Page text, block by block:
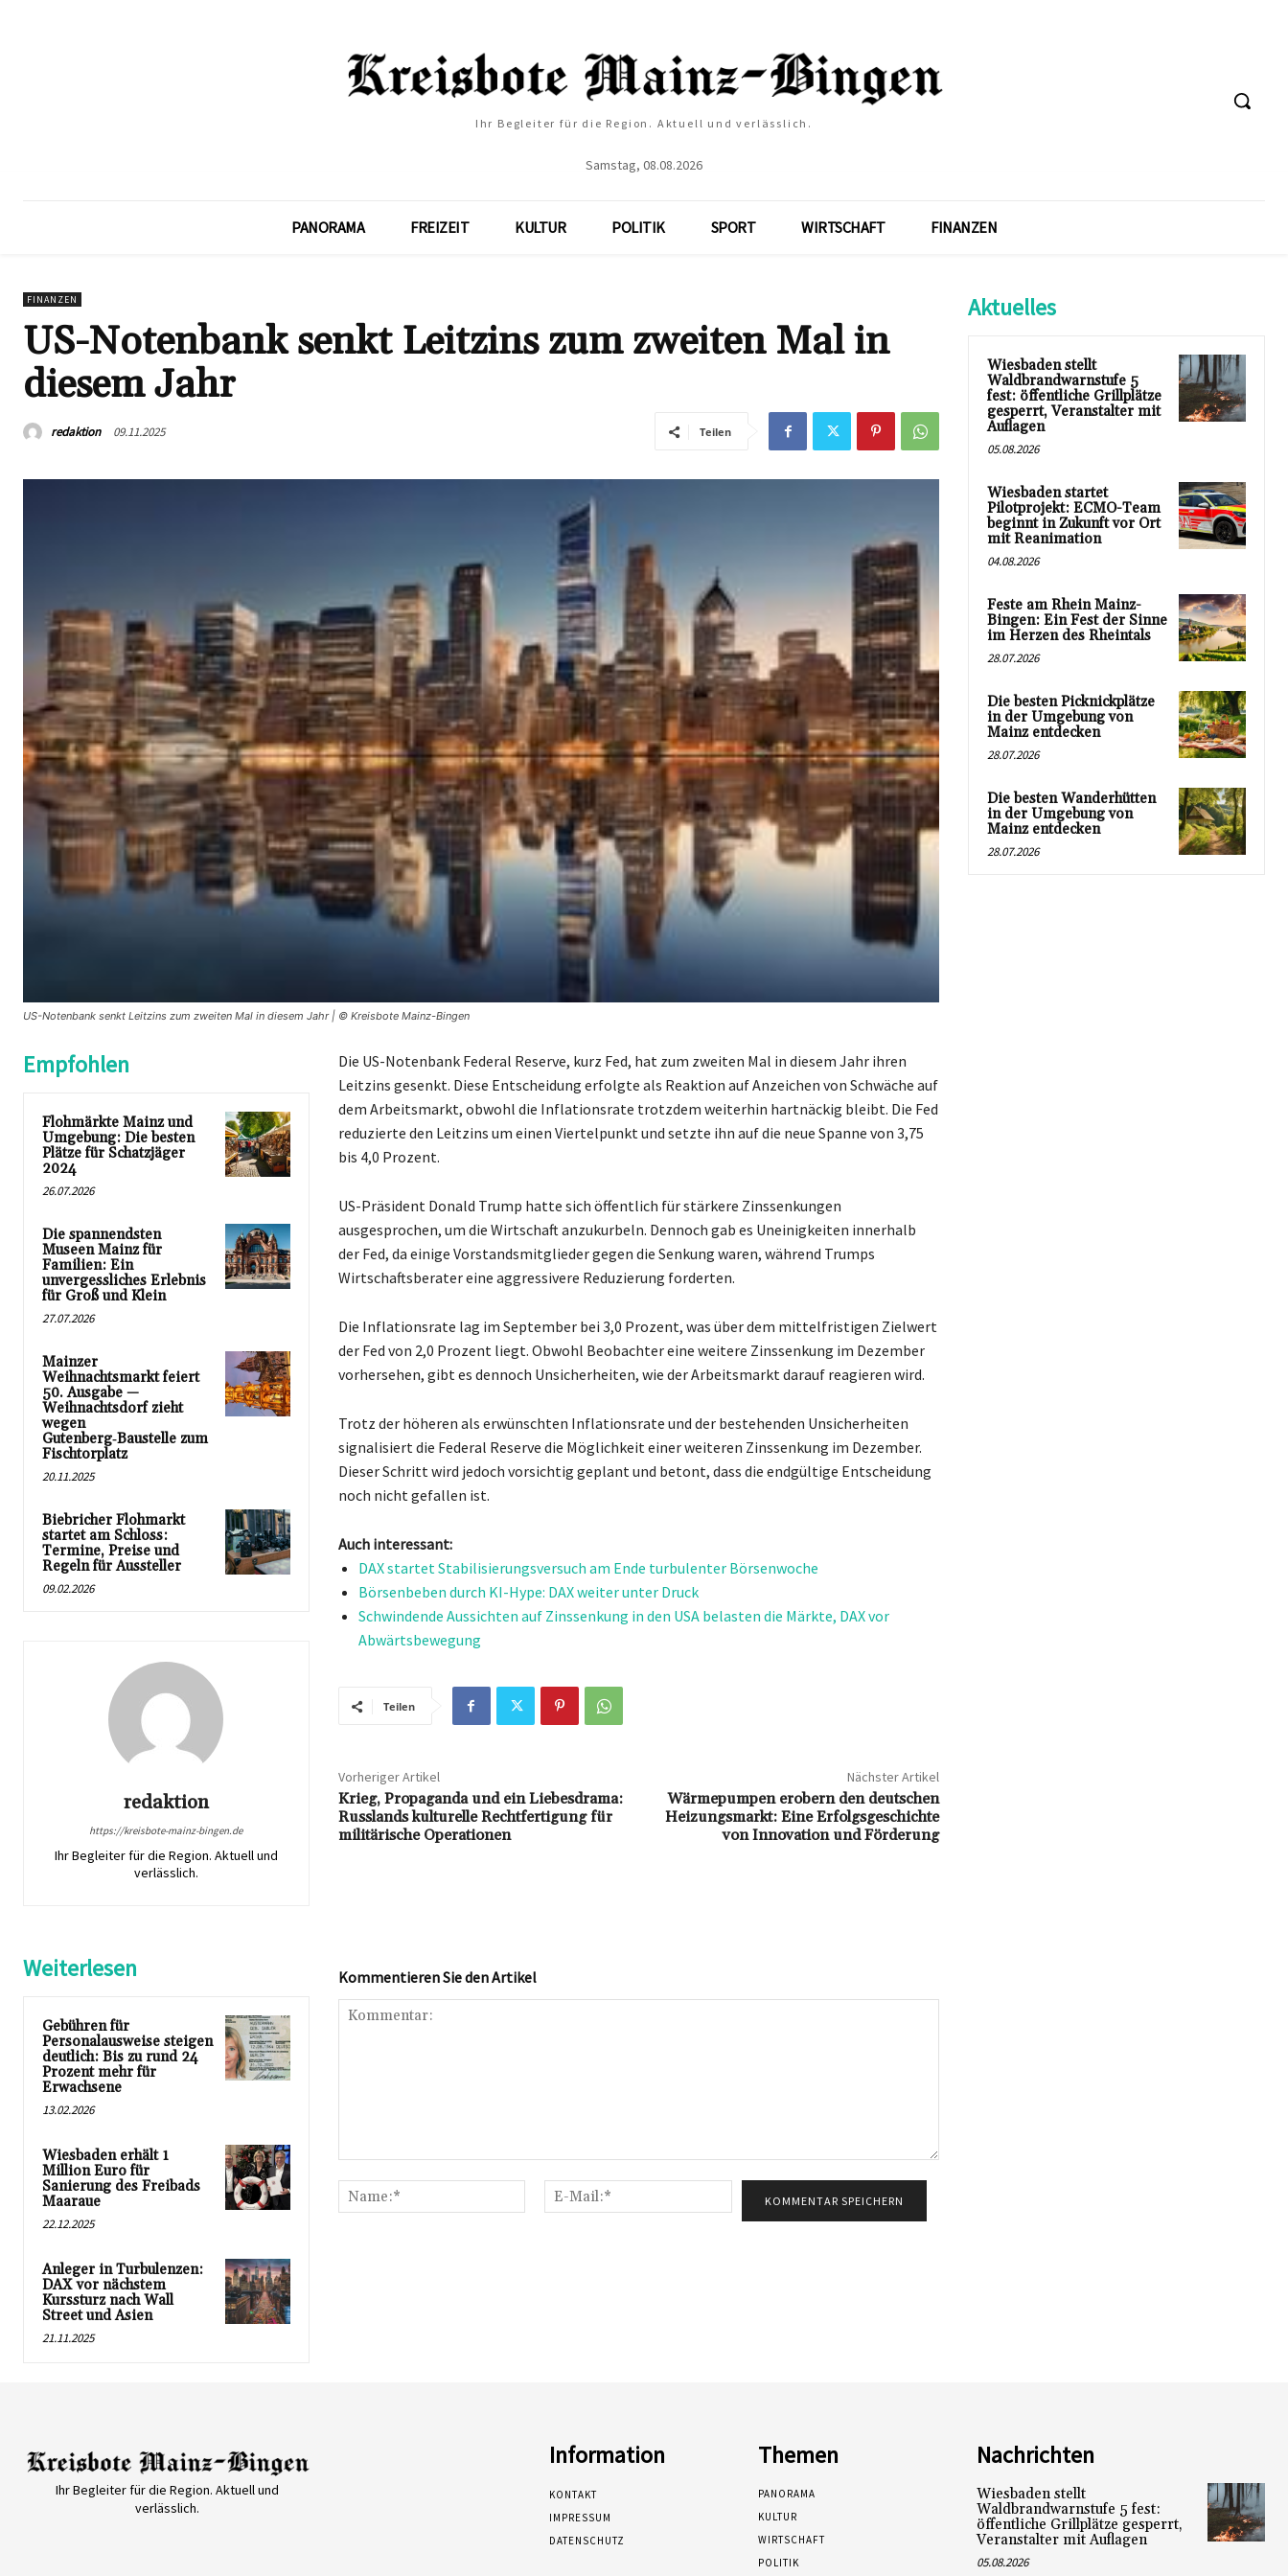
Ihr Begleiter für die Region. Aktuell und verlässlich.
Samstag, 08.08.2026
PANORAMA FREIZEIT KULTUR POLITIK SPORT WIRTSCHAFT FINANZEN
FINANZEN
US-Notenbank senkt Leitzins zum zweiten Mal in
diesem Jahr
redaktion 09.11.2025 Teilen
US-Notenbank senkt Leitzins zum zweiten Mal in diesem Jahr | © Kreisbote Mainz-Bingen
Empfohlen
Flohmärkte Mainz und
Umgebung: Die besten
Plätze für Schatzjäger
2024
26.07.2026
Die spannendsten
Museen Mainz für
Familien: Ein
unvergessliches Erlebnis
für Groß und Klein
27.07.2026
Mainzer
Weihnachtsmarkt feiert
50. Ausgabe —
Weihnachtsdorf zieht
wegen
Gutenberg‑Baustelle zum
Fischtorplatz
20.11.2025
Biebricher Flohmarkt
startet am Schloss:
Termine, Preise und
Regeln für Aussteller
09.02.2026
redaktion
https://kreisbote-mainz-bingen.de
Ihr Begleiter für die Region. Aktuell und
verlässlich.
Die US-Notenbank Federal Reserve, kurz Fed, hat zum zweiten Mal in diesem Jahr ihren
Leitzins gesenkt. Diese Entscheidung erfolgte als Reaktion auf Anzeichen von Schwäche auf
dem Arbeitsmarkt, obwohl die Inflationsrate trotzdem weiterhin hartnäckig bleibt. Die Fed
reduzierte den Leitzins um einen Viertelpunkt und setzte ihn auf die neue Spanne von 3,75
bis 4,0 Prozent.
US-Präsident Donald Trump hatte sich öffentlich für stärkere Zinssenkungen
ausgesprochen, um die Wirtschaft anzukurbeln. Dennoch gab es Uneinigkeiten innerhalb
der Fed, da einige Vorstandsmitglieder gegen die Senkung waren, während Trumps
Wirtschaftsberater eine aggressivere Reduzierung forderten.
Die Inflationsrate lag im September bei 3,0 Prozent, was über dem mittelfristigen Zielwert
der Fed von 2,0 Prozent liegt. Obwohl Beobachter eine weitere Zinssenkung im Dezember
vorhersehen, gibt es dennoch Unsicherheiten, wie der Arbeitsmarkt darauf reagieren wird.
Trotz der höheren als erwünschten Inflationsrate und der bestehenden Unsicherheiten
signalisiert die Federal Reserve die Möglichkeit einer weiteren Zinssenkung im Dezember.
Dieser Schritt wird jedoch vorsichtig geplant und betont, dass die endgültige Entscheidung
noch nicht gefallen ist.
Auch interessant:
DAX startet Stabilisierungsversuch am Ende turbulenter Börsenwoche
Börsenbeben durch KI-Hype: DAX weiter unter Druck
Schwindende Aussichten auf Zinssenkung in den USA belasten die Märkte, DAX vor
Abwärtsbewegung
Teilen
Vorheriger Artikel
Krieg, Propaganda und ein Liebesdrama:
Russlands kulturelle Rechtfertigung für
militärische Operationen
Nächster Artikel
Wärmepumpen erobern den deutschen
Heizungsmarkt: Eine Erfolgsgeschichte
von Innovation und Förderung
Weiterlesen
Gebühren für
Personalausweise steigen
deutlich: Bis zu rund 24
Prozent mehr für
Erwachsene
13.02.2026
Wiesbaden erhält 1
Million Euro für
Sanierung des Freibads
Maaraue
22.12.2025
Anleger in Turbulenzen:
DAX vor nächstem
Kurssturz nach Wall
Street und Asien
21.11.2025
Kommentieren Sie den Artikel
Name:*
Mail:*
Aktuelles
Wiesbaden stellt
Waldbrandwarnstufe 5
fest: öffentliche Grillplätze
gesperrt, Veranstalter mit
Auflagen
05.08.2026
Wiesbaden startet
Pilotprojekt: ECMO-Team
beginnt in Zukunft vor Ort
mit Reanimation
04.08.2026
Feste am Rhein Mainz-
Bingen: Ein Fest der Sinne
im Herzen des Rheintals
28.07.2026
Die besten Picknickplätze
in der Umgebung von
Mainz entdecken
28.07.2026
Die besten Wanderhütten
in der Umgebung von
Mainz entdecken
28.07.2026
Ihr Begleiter für die Region. Aktuell und
verlässlich.
Information
KONTAKT
IMPRESSUM
DATENSCHUTZ
Themen
PANORAMA
KULTUR
WIRTSCHAFT
POLITIK
Nachrichten
Wiesbaden stellt
Waldbrandwarnstufe 5 fest:
öffentliche Grillplätze gesperrt,
Veranstalter mit Auflagen
05.08.2026